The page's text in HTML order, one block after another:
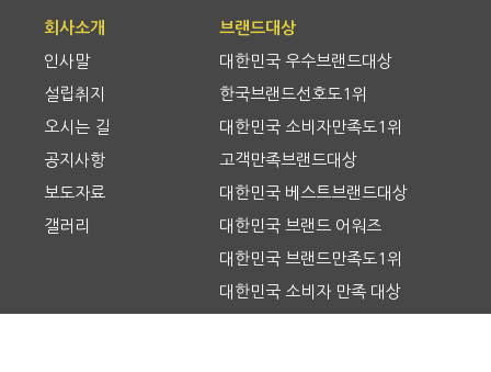
회사소개
인사말
설립취지
오시는 길
공지사항
보도자료
갤러리
브랜드대상
대한민국 우수브랜드대상
한국브랜드선호도1위
대한민국 소비자만족도1위
고객만족브랜드대상
대한민국 베스트브랜드대상
대한민국 브랜드 어워즈
대한민국 브랜드만족도1위
대한민국 소비자 만족 대상